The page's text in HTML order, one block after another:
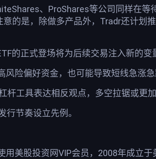
、ProShares等公司同样在等
的是，除做多产品外，Tradr还计划
的正式登场将为后续交易注入新的变
险偏好资金，也可能导致短线急涨急
工具表达相反观点，多空拉锯或更加
行节奏设立先例。
美股投资网VIP会员，2008年成立于